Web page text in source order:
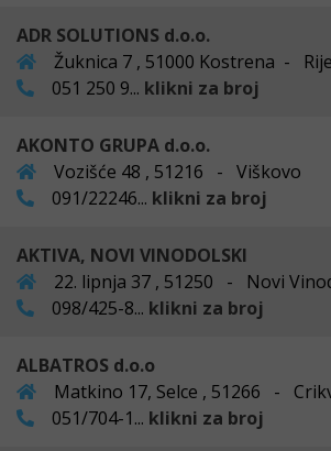
ADR SOLUTIONS d.o.o.
Žuknica 7 , 51000 Kostrena -
051 250 9... klikni za broj
AKONTO GRUPA d.o.o.
Vozišće 48 , 51216 - Viškovo
091/22246... klikni za broj
AKTIVA, NOVI VINODOLSKI
22. lipnja 37 , 51250 - Novi
098/425-8... klikni za broj
ALBATROS d.o.o
Matkino 17, Selce , 51266 -
051/704-1... klikni za broj